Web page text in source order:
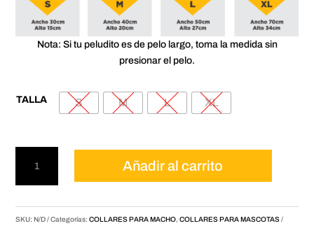
Nota: Si tu peludito es de pelo largo, toma la medida sin
presionar el pelo.
TALLA S M L XL
para
mascota
simpson
Añadir al carrito
SKU:N/D Categorías:COLLARES PARA MACHO,COLLARES PARA MASCOTAS